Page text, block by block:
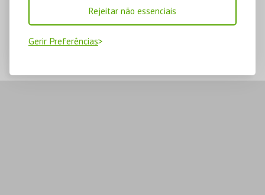
Rejeitar não essenciais
Gerir Preferências